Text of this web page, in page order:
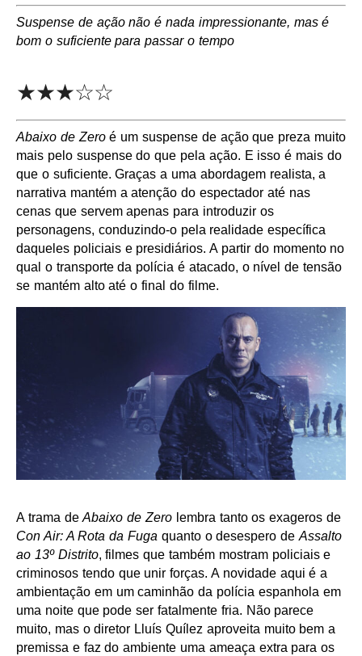
Suspense de ação não é nada impressionante, mas é
bom o suficiente para passar o tempo
★★★☆☆
Abaixo de Zeroé um suspense de ação que preza muito
mais pelo suspense do que pela ação. E isso é mais do
que o suficiente. Graças a uma abordagem realista, a
narrativa mantém a atenção do espectador até nas
cenas que servem apenas para introduzir os
personagens, conduzindo-o pela realidade específica
daqueles policiais e presidiários. A partir do momento no
qual o transporte da polícia é atacado, o nível de tensão
se mantém alto até o final do filme.
A trama deAbaixo de Zero lembra tanto os exageros de
Con Air: A Rota da Fuga quanto o desespero de Assalto
ao 13º Distrito, filmes que também mostram policiais e
criminosos tendo que unir forças. A novidade aqui é a
ambientação em um caminhão da polícia espanhola em
uma noite que pode ser fatalmente fria. Não parece
muito, mas o diretor Lluís Quílez aproveita muito bem a
premissa e faz do ambiente uma ameaça extra para os